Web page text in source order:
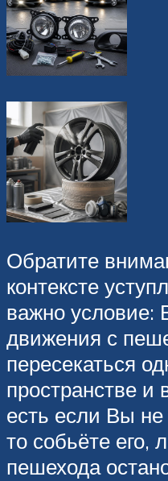
Обратите
контексте
важно условие:
движения с
пересекаться
пространстве и
есть если Вы не
то собьёте его,
пешехода